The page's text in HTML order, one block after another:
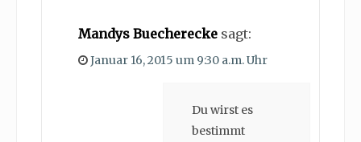
Mandys Buecherecke sagt:
Januar 16, 2015 um 9:30 a.m. Uhr
Du wirst es
bestimmt